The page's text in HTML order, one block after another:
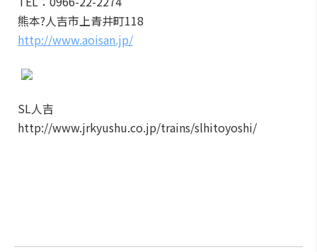
熊本?人吉市上青井町118
http://www.aoisan.jp/
SL人吉
http://www.jrkyushu.co.jp/trains/slhitoyoshi/